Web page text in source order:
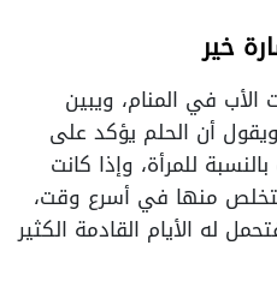
خير
في المنام، ويبين
أن الحلم يؤكد على
للمرأة، وإذا كانت
منها في أسرع وقت،
له الأيام القادمة الكثير